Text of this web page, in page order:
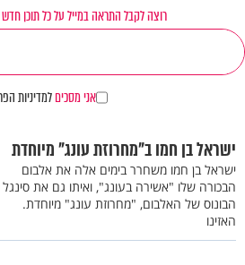
רוצה לקבל התראה במייל על כל תוכן
אני מסכיםלמדיניות
ישראל בן חמו ב"מחרוזת עונג" מיוחדת
ישראל בן חמו משחרר בימים אלה את אלבום
הבכורה שלו "אשירה בעונג", ואיתו גם את סינגל
הבונוס של האלבום, "מחרוזת עונג" מיוחדת.
האזינו